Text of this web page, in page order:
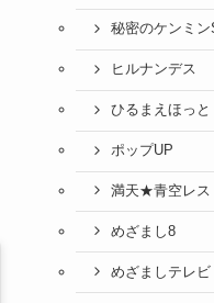
秘密のケンミン
ヒルナンデス
ひるまえほっと
ポップUP
満天★青空レス
めざまし8
めざましテレビ